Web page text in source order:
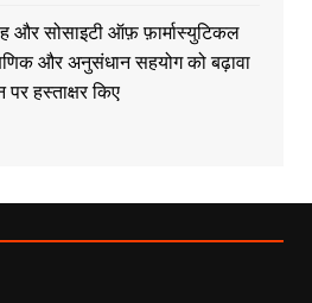
और सोसाइटी ऑफ़ फ़ार्मास्युटिकल
और अनुसंधान सहयोग को बढ़ावा
हस्ताक्षर किए